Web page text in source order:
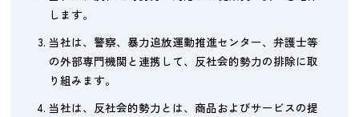
します。
当社は、警察、暴力追放運動推進センター、弁護士等
の外部専門機関と連携して、反社会的勢力の排除に取
り組みます。
当社は、反社会的勢力とは、商品およびサービスの提